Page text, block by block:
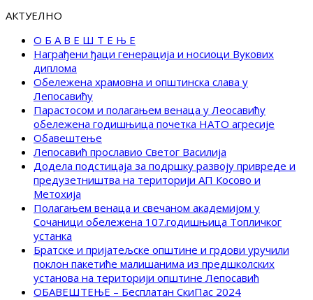
АКТУЕЛНО
О Б А В Е Ш Т Е Њ Е
Награђени ђаци генерација и носиоци Вукових
диплома
Обележена храмовна и општинска слава у
Лепосавићу
Парастосом и полагањем венаца у Леосавићу
обележена годишњица почетка НАТО агресије
Обавештење
Лепосавић прославио Светог Василија
Додела подстицаја за подршку развоју привреде и
предузетништва на територији АП Косово и
Метохија
Полагањем венаца и свечаном академијом у
Сочаници обележена 107.годишњица Топличког
устанка
Братске и пријатељске општине и грдови уручили
поклон пакетиће малишанима из предшколских
установа на територији општине Лепосавић
ОБАВЕШТЕЊЕ – Бесплатан СкиПас 2024